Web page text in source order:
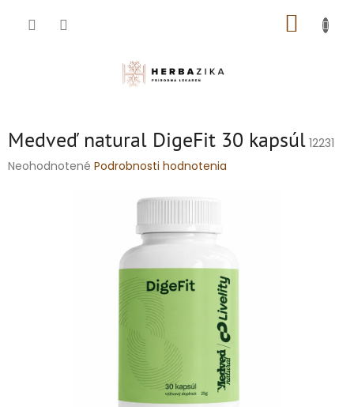
Medveď natural DigeFit 30 kapsúl 12231
Priemerné
Neohodnotené Podrobnosti hodnotenia